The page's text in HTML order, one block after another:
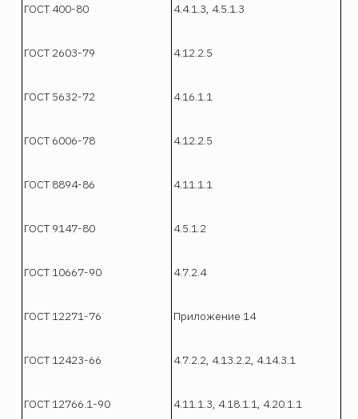
ГОСТ 400-80 4.4.1.3, 4.5.1.3
ГОСТ 2603-79 4.12.2.5
ГОСТ 5632-72 4.16.1.1
ГОСТ 6006-78 4.12.2.5
ГОСТ 8894-86 4.11.1.1
ГОСТ 9147-80 4.5.1.2
ГОСТ 10667-90 4.7.2.4
ГОСТ 12271-76 Приложение 14
ГОСТ 12423-66 4.7.2.2, 4.13.2.2, 4.14.3.1
ГОСТ 12766.1-90 4.11.1.3, 4.18.1.1, 4.20.1.1